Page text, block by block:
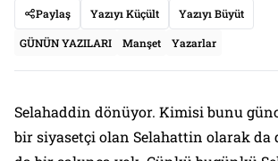
Paylaş
Yazıyı Küçült Yazıyı Büyüt
GÜNÜN YAZILARI Manşet Yazarlar
Selahaddin dönüyor. Kimisi bunu
bir siyasetçi olan Selahattin olarak da